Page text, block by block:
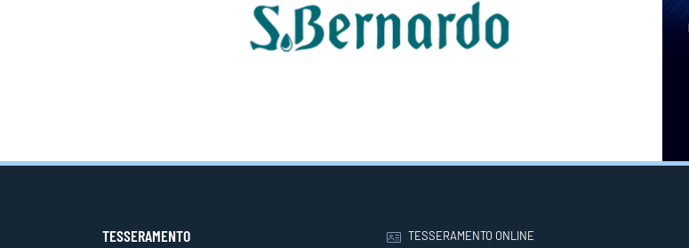
TESSERAMENTO TESSERAMENTO ONLINE